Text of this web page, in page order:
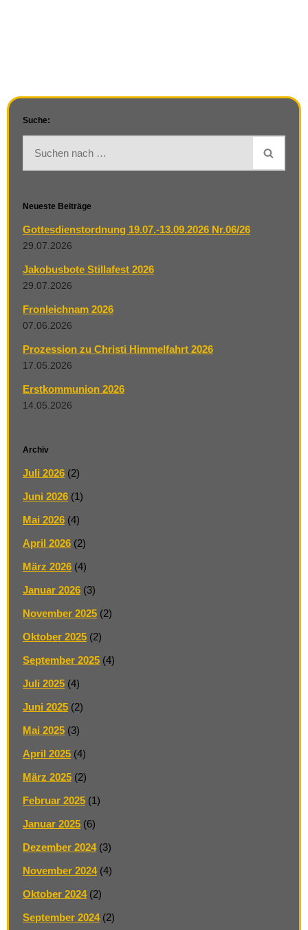
Suche:
Neueste Beiträge
Gottesdienstordnung 19.07.-13.09.2026 Nr.06/26
29.07.2026
Jakobusbote Stillafest 2026
29.07.2026
Fronleichnam 2026
07.06.2026
Prozession zu Christi Himmelfahrt 2026
17.05.2026
Erstkommunion 2026
14.05.2026
Archiv
Juli 2026 (2)
Juni 2026 (1)
Mai 2026 (4)
April 2026 (2)
März 2026 (4)
Januar 2026 (3)
November 2025 (2)
Oktober 2025 (2)
September 2025 (4)
Juli 2025 (4)
Juni 2025 (2)
Mai 2025 (3)
April 2025 (4)
März 2025 (2)
Februar 2025 (1)
Januar 2025 (6)
Dezember 2024(3)
November 2024(4)
Oktober 2024(2)
September 2024(2)